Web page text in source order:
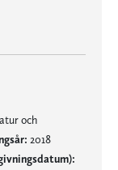
och
2018